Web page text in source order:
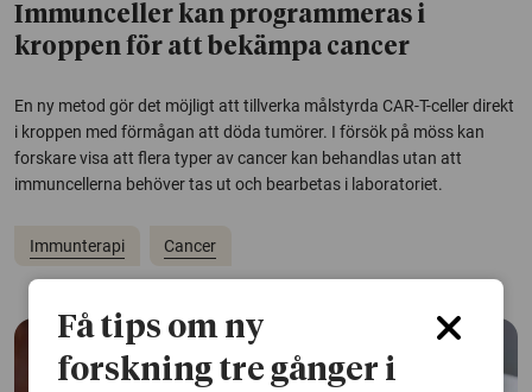
Immunceller kan programmeras i
kroppen för att bekämpa cancer
En ny metod gör det möjligt att tillverka målstyrda CAR-T-celler direkt
i kroppen med förmågan att döda tumörer. I försök på möss kan
forskare visa att flera typer av cancer kan behandlas utan att
immuncellerna behöver tas ut och bearbetas i laboratoriet.
Immunterapi Cancer
Få tips om ny
forskning tre gånger i